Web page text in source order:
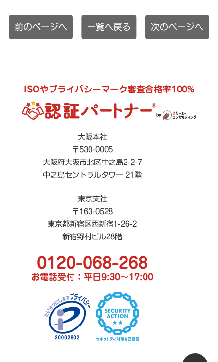
前のページへ 一覧へ戻る 次のページへ
ISOやプライバシーマーク審査合格率100%
大阪本社
〒530-0005
大阪府大阪市北区中之島2-2-7
中之島セントラルタワー 21階
東京支社
〒163-0528
東京都新宿区西新宿1-26-2
新宿野村ビル28階
0120-068-268
お電話受付：平日9:30〜17:00